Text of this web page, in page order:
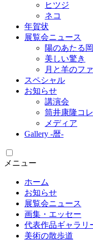
ヒツジ
ネコ
年賀状
展覧会ニュース
陽のあたる岡
美しい驚き
月と羊のフ
スペシャル
お知らせ
講演会
筒井康隆コ
メディア
Gallery -暦-
メニュー
ホーム
お知らせ
展覧会ニュース
画集・エッセー
代表作品ギャラリ
美術の散歩道